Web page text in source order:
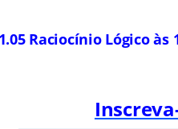
Raciocínio Lógico